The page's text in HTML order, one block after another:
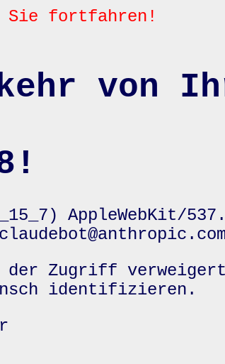
Sie fortfahren!
von
AppleWebKit/
der Zugriff
identifizieren.